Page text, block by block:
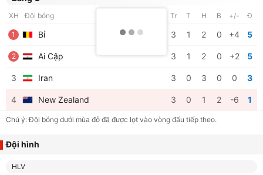
XH Đội bóng Tr T H B +/- Đ
1 Bỉ 3 1 2 0 +4 5
2 Ai Cập 3 1 2 0 +2 5
3 Iran 3 0 3 0 0 3
4 New Zealand 3 0 1 2 -6 1
Chú ý: Đội bóng dưới mùa đỏ đã được lọt vào vòng đấu tiếp theo.
Đội hình
HLV